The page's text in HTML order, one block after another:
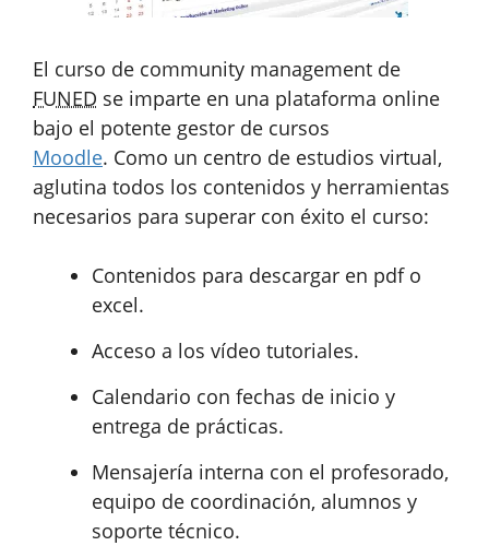
El curso de community management de
FUNED se imparte en una plataforma online
bajo el potente gestor de cursos
Moodle. Como un centro de estudios virtual,
aglutina todos los contenidos y herramientas
necesarios para superar con éxito el curso:
Contenidos para descargar en pdf o
excel.
Acceso a los vídeo tutoriales.
Calendario con fechas de inicio y
entrega de prácticas.
Mensajería interna con el profesorado,
equipo de coordinación, alumnos y
soporte técnico.